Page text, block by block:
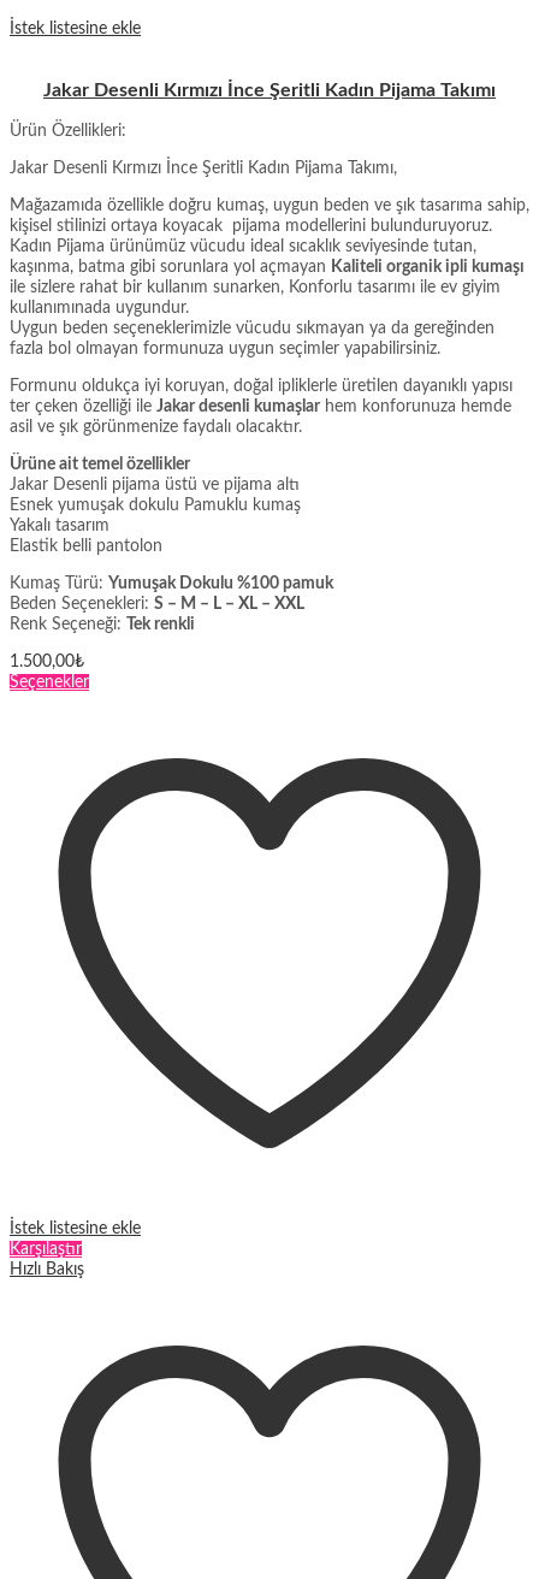
İstek listesine ekle
Jakar Desenli Kırmızı İnce Şeritli Kadın Pijama Takımı
Ürün Özellikleri:
Jakar Desenli Kırmızı İnce Şeritli Kadın Pijama Takımı,
Mağazamıda özellikle doğru kumaş, uygun beden ve şık tasarıma sahip,
kişisel stilinizi ortaya koyacak pijama modellerini bulunduruyoruz.
Kadın Pijama ürünümüz vücudu ideal sıcaklık seviyesinde tutan,
kaşınma, batma gibi sorunlara yol açmayan Kaliteli organik ipli kumaşı
ile sizlere rahat bir kullanım sunarken, Konforlu tasarımı ile ev giyim
kullanımınada uygundur.
Uygun beden seçeneklerimizle vücudu sıkmayan ya da gereğinden
fazla bol olmayan formunuza uygun seçimler yapabilirsiniz.
Formunu oldukça iyi koruyan, doğal ipliklerle üretilen dayanıklı yapısı
ter çeken özelliği ile Jakar desenli kumaşlar hem konforunuza hemde
asil ve şık görünmenize faydalı olacaktır.
Ürüne ait temel özellikler
Jakar Desenli pijama üstü ve pijama altı
Esnek yumuşak dokulu Pamuklu kumaş
Yakalı tasarım
Elastik belli pantolon
Kumaş Türü: Yumuşak Dokulu %100 pamuk
Beden Seçenekleri: S – M – L – XL – XXL
Renk Seçeneği:
Tek renkli
1.500,00₺
SeçeneklerBu
varyasyonu
var.
Seçenekler
ürün
sayfasından
seçilebilir
İstek listesine ekle
Karşılaştır
Hızlı Bakış